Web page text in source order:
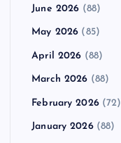
June 2026 (88)
May 2026 (85)
April 2026 (88)
March 2026 (88)
February 2026(72)
January 2026(88)